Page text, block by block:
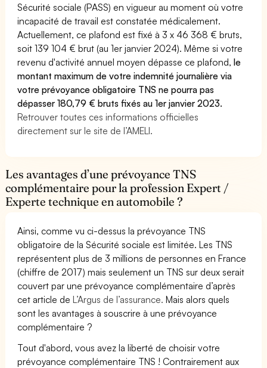
Sécurité sociale (PASS) en vigueur au moment où votre
incapacité de travail est constatée médicalement.
Actuellement, ce plafond est fixé à 3 x 46 368 € bruts,
soit 139 104 € brut (au 1er janvier 2024). Même si votre
revenu d'activité annuel moyen dépasse ce plafond,le
montant maximum de votre indemnité journalière via
votre prévoyance obligatoire TNS ne pourra pas
dépasser 180,79 € bruts fixés au 1er janvier 2023.
Retrouver toutes ces informations officielles
directement sur le site de l’AMELI.
Les avantages d’une prévoyance TNS
complémentaire pour la profession Expert /
Experte technique en automobile ?
Ainsi, comme vu ci-dessus la prévoyance TNS
obligatoire de la Sécurité sociale est limitée. Les TNS
représentent plus de 3 millions de personnes en France
(chiffre de 2017) mais seulement un TNS sur deux serait
couvert par une prévoyance complémentaire d’après
cet article deL’Argus de l’assurance. Mais alors quels
sont les avantages à souscrire à une prévoyance
complémentaire ?
Tout d'abord, vous avez la liberté de choisir votre
prévoyance complémentaire TNS ! Contrairement aux